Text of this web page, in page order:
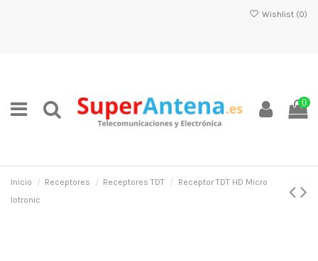
Wishlist (0)
0
Inicio Receptores Receptores TDT
Receptor TDT HD Micro
Iotronic